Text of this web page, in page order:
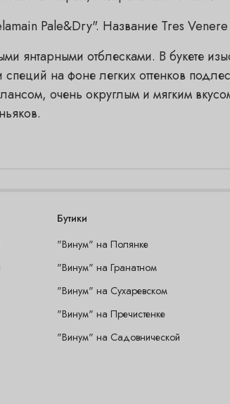
Pale&Dry". Название Tres
янтарными отблесками. В букете
специй на фоне легких оттенков
очень округлым и мягким
Бутики
"Винум" на Полянке
"Винум" на Гранатном
"Винум" на Сухаревском
"Винум" на Пречистенке
"Винум" на Садовнической